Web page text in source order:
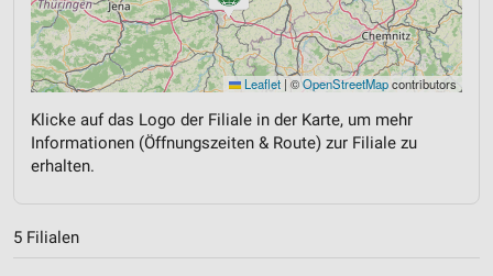
Leaflet | ©OpenStreetMapcontributors
Klicke auf das Logo der Filiale in der Karte, um mehr
Informationen (Öffnungszeiten & Route) zur Filiale zu
erhalten.
5 Filialen